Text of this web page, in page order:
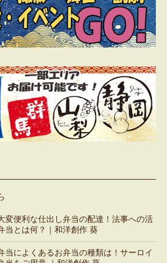
変便利な仕出し弁当の配達！法事への活
当とは何？｜和洋創作 葵
当によくあるお弁当の種類は！サーロイ